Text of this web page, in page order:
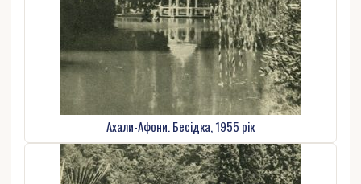
Ахали-Афони. Бесідка, 1955 рік